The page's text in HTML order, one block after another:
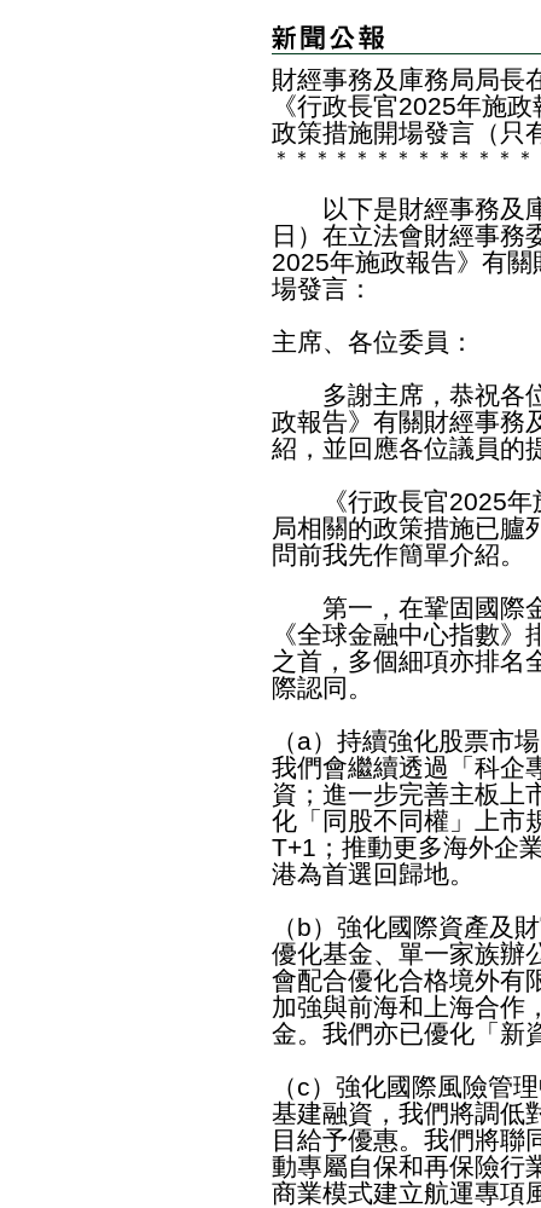
財經事務及庫務局局長
《行政長官2025年施
政策措施開場發言（只
＊ ＊ ＊ ＊ ＊ ＊ ＊ ＊ ＊ ＊ ＊ ＊ ＊
以下是財經事務及庫
日）在立法會財經事務
2025年施政報告》有
場發言：
主席、各位委員：
多謝主席，恭祝各位
政報告》有關財經事務
紹，並回應各位議員的
《行政長官2025年
局相關的政策措施已臚
問前我先作簡單介紹。
第一，在鞏固國際金
《全球金融中心指數
之首，多個細項亦排名
際認同。
（a）持續強化股票市
我們會繼續透過「科企
資；進一步完善主板上
化「同股不同權」上市
T+1；推動更多海外企
港為首選回歸地。
（b）強化國際資產及
優化基金、單一家族辦
會配合優化合格境外有
加強與前海和上海合作
金。我們亦已優化「新
（c）強化國際風險管
基建融資，我們將調低
目給予優惠。我們將聯
動專屬自保和再保險行
商業模式建立航運專項